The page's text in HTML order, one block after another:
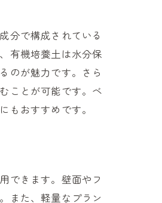
分で構成されている
有機培養土は水分保
のが魅力です。さら
ことが可能です。ベ
おすすめです。
できます。壁面やフ
また、軽量なプラン